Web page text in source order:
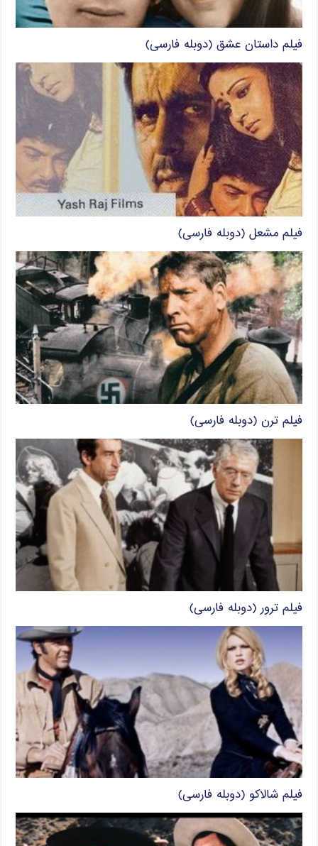
فیلم داستان عشق (دوبله فارسی)
فیلم مشعل (دوبله فارسی)
فیلم ترن (دوبله فارسی)
فیلم ترور (دوبله فارسی)
فیلم شالاکو (دوبله فارسی)